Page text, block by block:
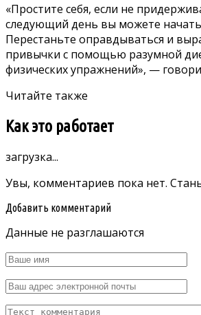
«Простите себя, если не
следующий день вы можете начать
Перестаньте оправдываться и
привычки с помощью разумной
физических упражнений», —
Читайте также
Как это работает
загрузка...
Увы, комментариев пока нет.
Добавить комментарий
Данные не разглашаются